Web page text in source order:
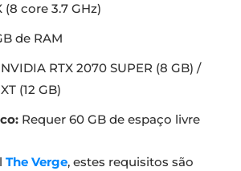
(8 core 3.7 GHz)
de RAM
NVIDIA RTX 2070 SUPER (8 GB) /
(12 GB)
Requer 60 GB de espaço livre
The Verge, estes requisitos são